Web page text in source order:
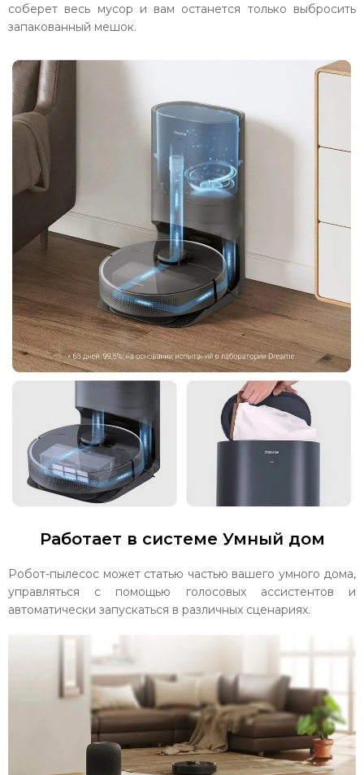
соберет весь мусор и вам останется только выбросить
запакованный мешок.
Работает в системе Умный дом
Робот-пылесос может статью частью вашего умного дома,
управляться с помощью голосовых ассистентов и
автоматически запускаться в различных сценариях.